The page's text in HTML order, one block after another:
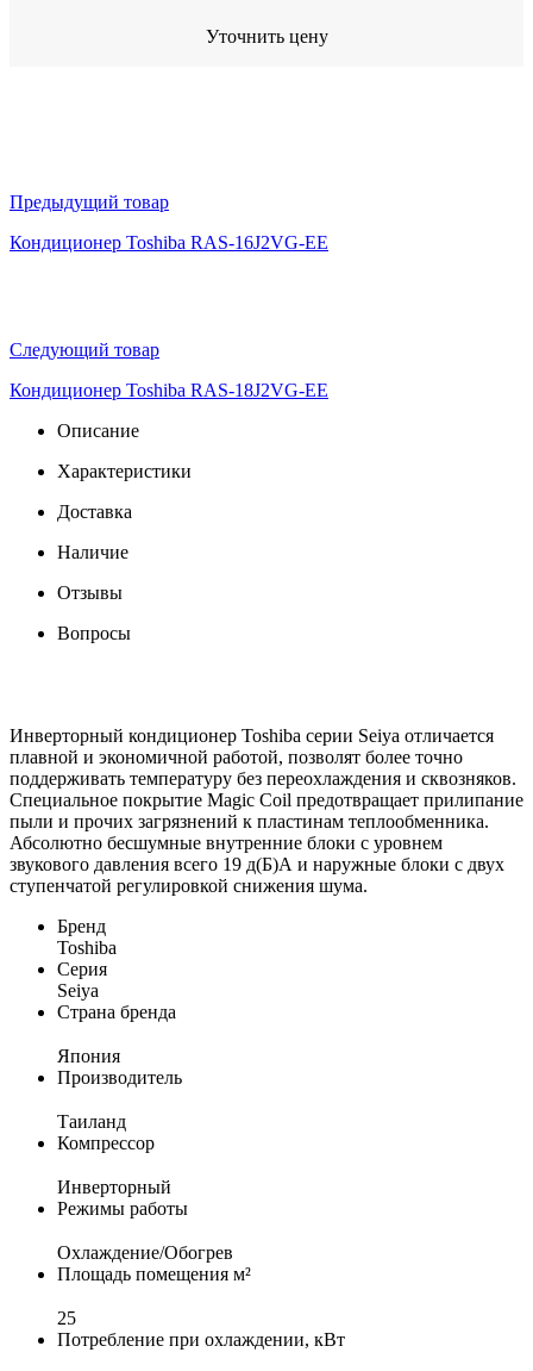
Уточнить цену
Предыдущий товар
Кондиционер Toshiba RAS-16J2VG-EE
Следующий товар
Кондиционер Toshiba RAS-18J2VG-EE
Описание
Характеристики
Доставка
Наличие
Отзывы
Вопросы
Инверторный кондиционер Toshiba серии Seiya отличается
плавной и экономичной работой, позволят более точно
поддерживать температуру без переохлаждения и сквозняков.
Специальное покрытие Magic Coil предотвращает прилипание
пыли и прочих загрязнений к пластинам теплообменника.
Абсолютно бесшумные внутренние блоки с уровнем
звукового давления всего 19 д(Б)А и наружные блоки с двух
ступенчатой регулировкой снижения шума.
Бренд
Toshiba
Серия
Seiya
Страна бренда
Япония
Производитель
Таиланд
Компрессор
Инверторный
Режимы работы
Охлаждение/Обогрев
Площадь помещения м²
25
Потребление при охлаждении, кВт